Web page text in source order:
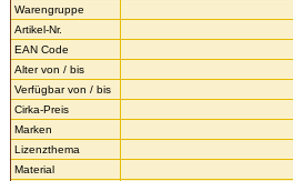
Warengruppe
Artikel-Nr.
EAN Code
Alter von / bis
Verfügbar von / bis
Cirka-Preis
Marken
Lizenzthema
Material